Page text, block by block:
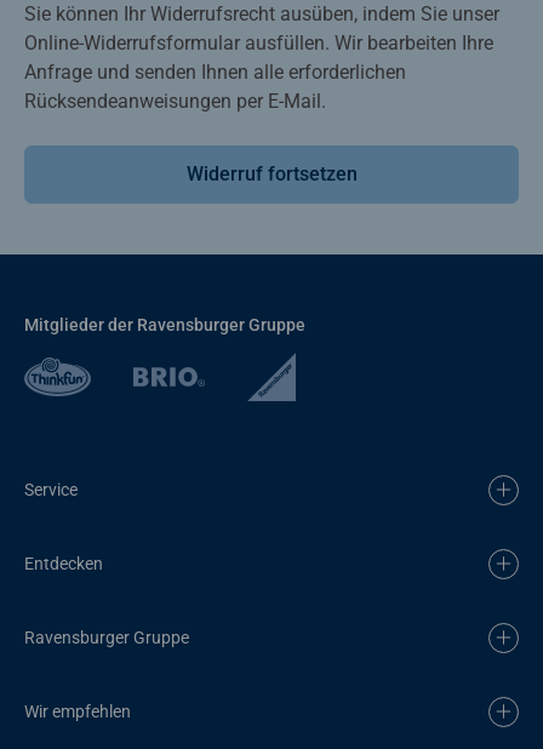
Sie können Ihr Widerrufsrecht ausüben, indem Sie unser
Online-Widerrufsformular ausfüllen. Wir bearbeiten Ihre
Anfrage und senden Ihnen alle erforderlichen
Rücksendeanweisungen per E-Mail.
Widerruf fortsetzen
Mitglieder der Ravensburger Gruppe
Service
Entdecken
Ravensburger Gruppe
Wir empfehlen